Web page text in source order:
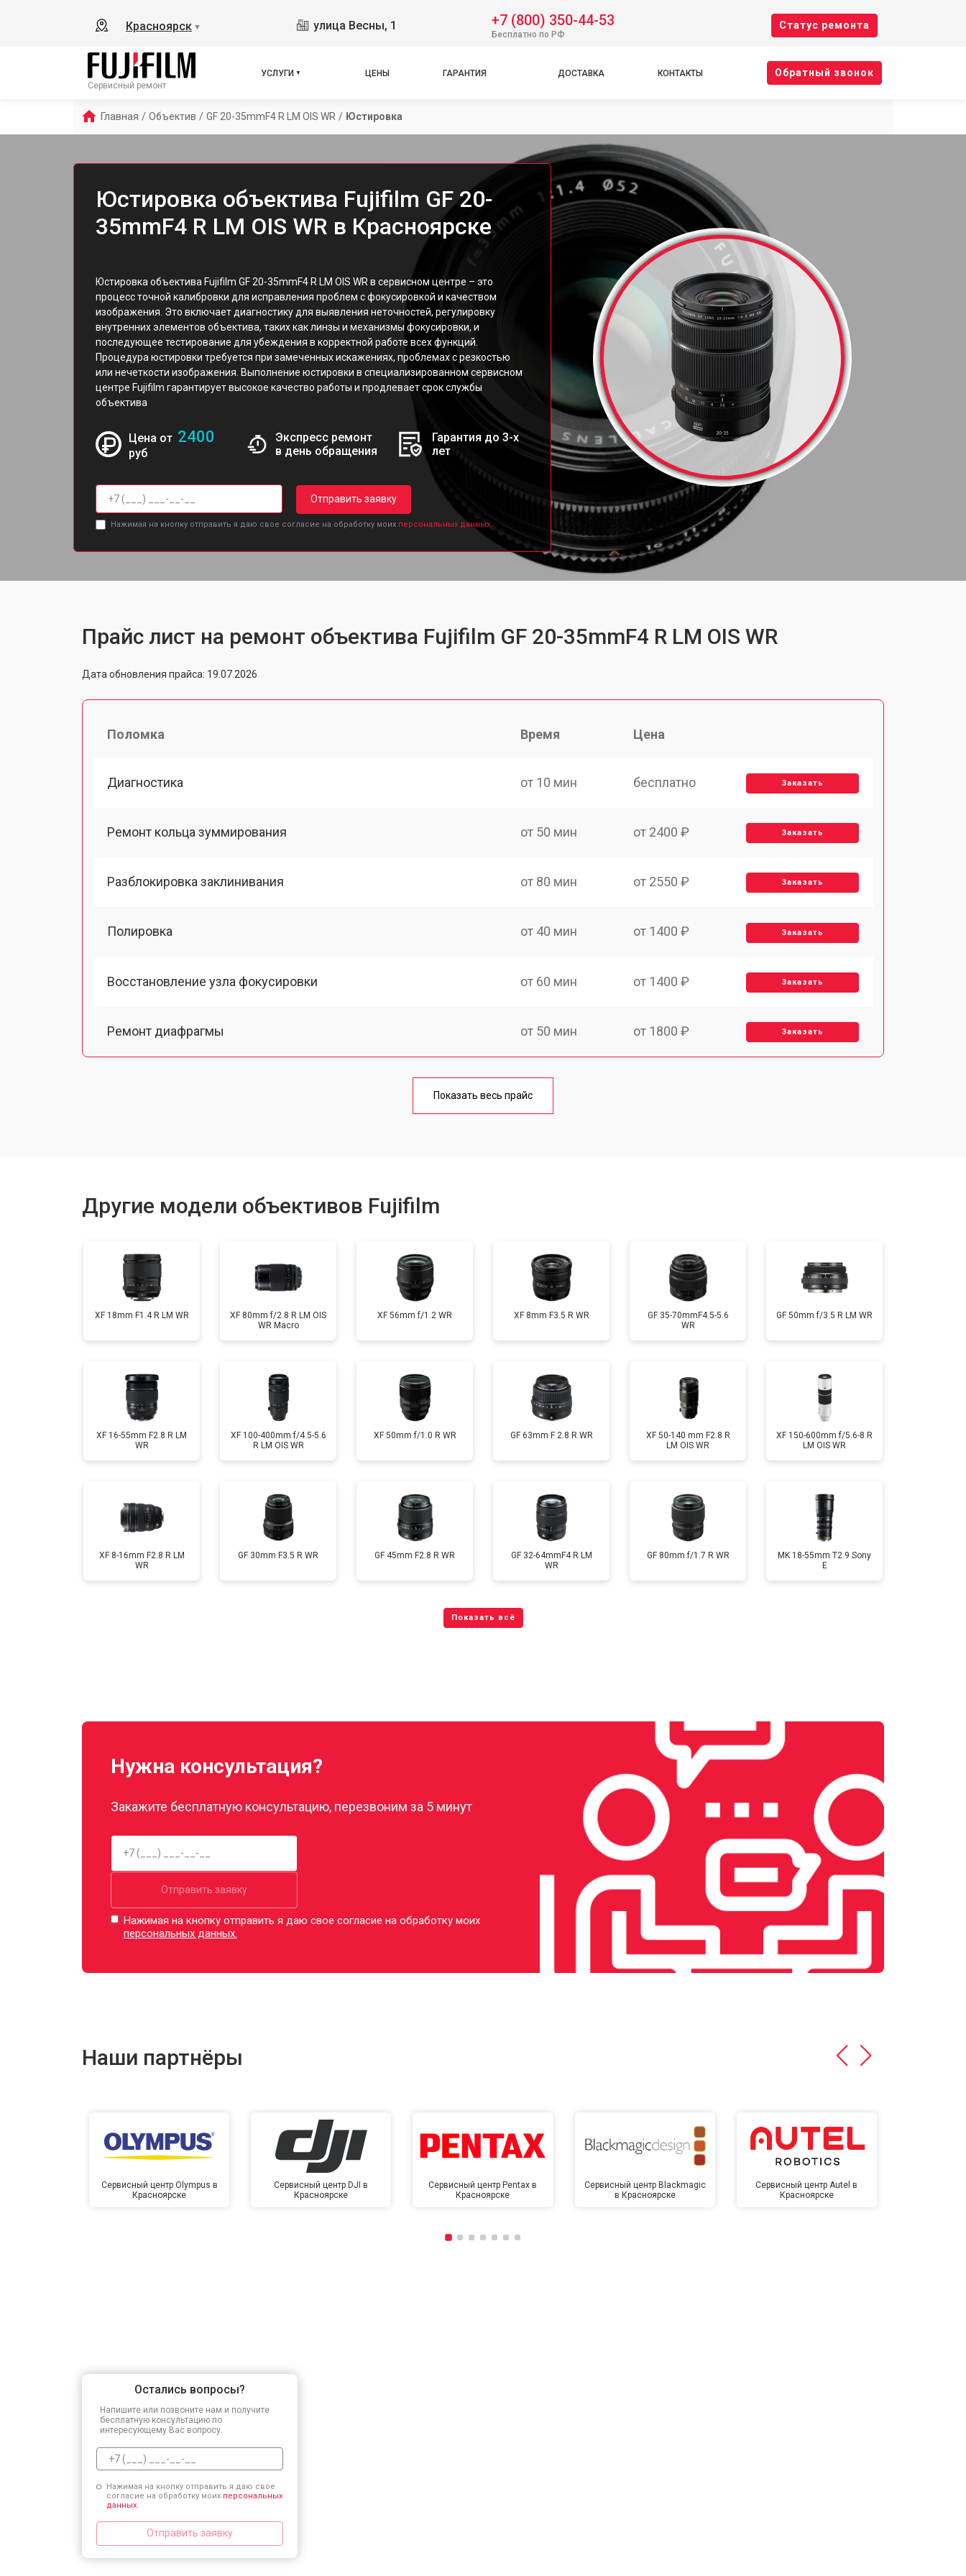
Красноярск ▼ улица Весны, 1 +7 (800) 350-44-53
Бесплатно по РФ
Cтатус ремонта
Сервисный ремонт
УСЛУГИ ЦЕНЫ ГАРАНТИЯ ДОСТАВКА КОНТАКТЫ Oбратный звонок
Главная / Объектив / GF 20-35mmF4 R LM OIS WR / Юстировка
Юстировка объектива Fujifilm GF 20-
35mmF4 R LM OIS WR в Красноярске
Юстировка объектива Fujifilm GF 20-35mmF4 R LM OIS WR в сервисном центре – это
процесс точной калибровки для исправления проблем с фокусировкой и качеством
изображения. Это включает диагностику для выявления неточностей, регулировку
внутренних элементов объектива, таких как линзы и механизмы фокусировки, и
последующее тестирование для убеждения в корректной работе всех функций.
Процедура юстировки требуется при замеченных искажениях, проблемах с резкостью
или нечеткости изображения. Выполнение юстировки в специализированном сервисном
центре Fujifilm гарантирует высокое качество работы и продлевает срок службы
объектива
Цена от 2400
руб
Экспресс ремонт
в день обращения
Гарантия до 3-х
лет
Отправить заявку
Нажимая на кнопку отправить я даю свое согласие на обработку моих персональных данных.
Прайс лист на ремонт объектива Fujifilm GF 20-35mmF4 R LM OIS WR
Дата обновления прайса: 19.07.2026
Поломка Время Цена
Диагностика от 10 мин бесплатно Заказать
Ремонт кольца зуммирования от 50 мин от 2400 ₽ Заказать
Разблокировка заклинивания от 80 мин от 2550 ₽ Заказать
Полировка от 40 мин от 1400 ₽ Заказать
Восстановление узла фокусировки от 60 мин от 1400 ₽ Заказать
Ремонт диафрагмы от 50 мин от 1800 ₽ Заказать
от 60 мин
Показать весь прайс
Другие модели объективов Fujifilm
XF 18mm F1.4 R LM WR
XF 80mm f/2.8 R LM OIS
WR Macro
XF 56mm f/1.2 WR XF 8mm F3.5 R WR
GF 35-70mmF4.5-5.6
WR
GF 50mm f/3.5 R LM WR
XF 16-55mm F2.8 R LM
WR
XF 100-400mm f/4.5-5.6
R LM OIS WR
XF 50mm f/1.0 R WR GF 63mm F 2.8 R WR
XF 50-140 mm F2.8 R
LM OIS WR
XF 150-600mm f/5.6-8 R
LM OIS WR
XF 8-16mm F2.8 R LM
WR
GF 30mm F3.5 R WR GF 45mm F2.8 R WR
GF 32-64mmF4 R LM
WR
GF 80mm f/1.7 R WR
MK 18-55mm T2.9 Sony
E
Нужна консультация?
Закажите бесплатную консультацию, перезвоним за 5 минут
Отправить заявку
Нажимая на кнопку отправить я даю свое согласие на обработку моих
персональных данных.
Наши партнёры
Сервисный центр Olympus в
Красноярске
Сервисный центр DJI в
Красноярске
Сервисный центр Pentax в
Красноярске
Сервисный центр Blackmagic
в Красноярске
Сервисный центр Autel в
Красноярске
Остались вопросы?
Напишите или позвоните нам и получите
бесплатную консультацию по
интересующему Вас вопросу.
Нажимая на кнопку отправить я даю свое
согласие на обработку моих персональных
данных.
Отправить заявку